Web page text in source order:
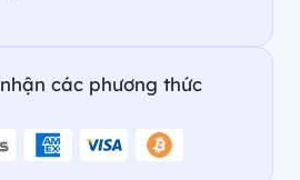
các phương thức